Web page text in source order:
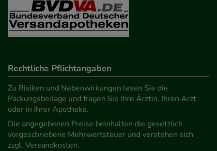
unserer Website sammeln, mit deren Hilfe wir
unsere Website weiter für Sie optimieren können,
den Inhalt auf unserer Website aber auch die
teilweise an Dritte wie z.B. Google oder soziale
Medien übertragen werden.
Rechtliche Pflichtangaben
Zu Risiken und Nebenwirkungen lesen Sie die
Packungsbeilage und fragen Sie Ihre Ärztin, Ihren Arzt
oder in Ihrer Apotheke.
Die angegebenen Preise beinhalten die gesetzlich
vorgeschriebene Mehrwertsteuer und verstehen sich
zzgl. Versandkosten.